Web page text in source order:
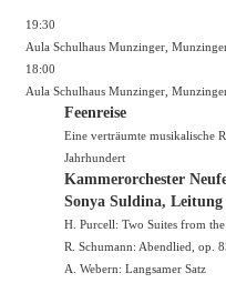
19:30
Aula Schulhaus Munzinger,
18:00
Aula Schulhaus Munzinger,
Feenreise
Eine verträumte musikalische
Jahrhundert
Kammerorchester
Sonya Suldina, Leitung
H. Purcell: Two Suites from
R. Schumann: Abendlied, op.
A. Webern: Langsamer Satz